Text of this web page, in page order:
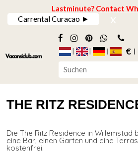
Lastminute? Contact
Carrental Curacao ► x
€
THE RITZ
Die The Ritz Residence in Willemstad
eine Bar, einen Garten und eine
kostenfrei.